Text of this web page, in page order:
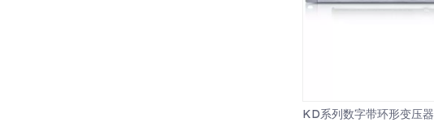
KD系列数字带环形变压器